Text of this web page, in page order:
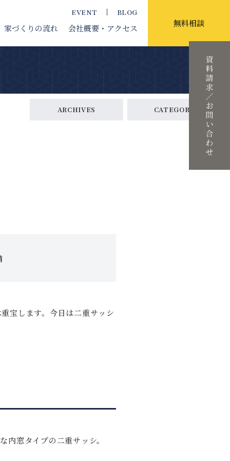
家づくりの流れ 会社概要 ・アクセス
EVENT BLOG
無料相談
ARCHIVES CATEGORY
宝します。今日は二重サッシ
窓タイプの二重サッシ。